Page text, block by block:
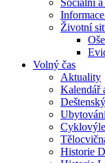
Sociální
Životní
Volný čas
Aktuality
Kalendář
Historie